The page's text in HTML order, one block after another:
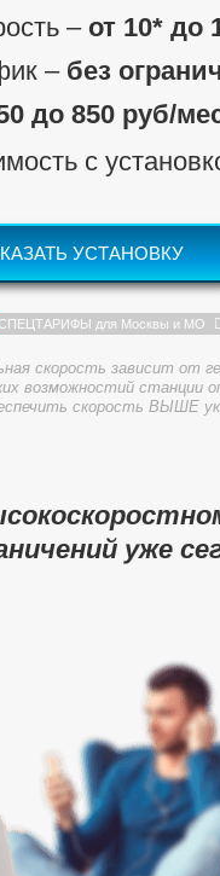
‒ от 10* до
‒ без
до 850 руб/
с
УСТАНОВКУ
СПЕЦТАРИФЫ для Москвы и МО
скорость зависит от
возможностий станции
скорость ВЫШЕ
уже